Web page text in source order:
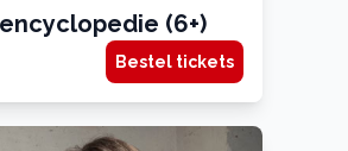
(6+)
Bestel tickets